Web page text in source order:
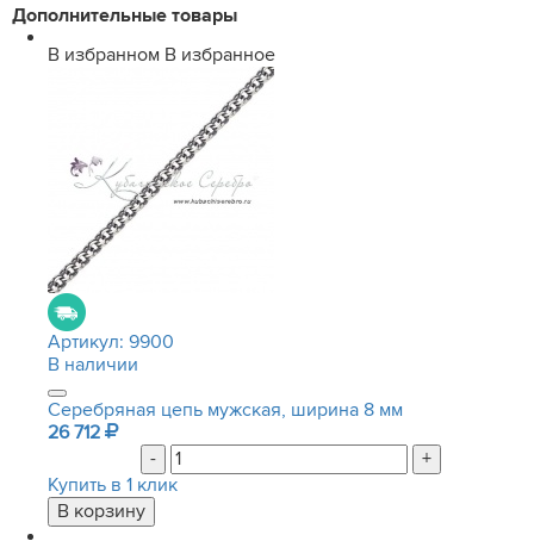
Дополнительные товары
В избранном В избранное
Артикул: 9900
В наличии
Серебряная цепь мужская, ширина 8 мм
26 712
-
+
Купить в 1 клик